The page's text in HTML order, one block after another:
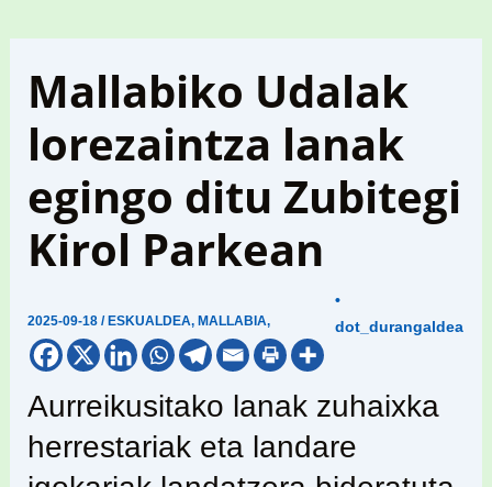
Mallabiko Udalak
lorezaintza lanak
egingo ditu Zubitegi
Kirol Parkean
2025-09-18/ ESKUALDEA, MALLABIA,
•
dot_durangaldea
Aurreikusitako lanak zuhaixka
herrestariak eta landare